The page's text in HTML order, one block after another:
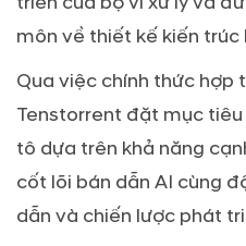
môn về thiết kế kiến trúc
Qua việc chính thức hợp
Tenstorrent đặt mục
tô dựa trên khả năng
cốt lõi bán dẫn AI cùng
dẫn và chiến lược phát